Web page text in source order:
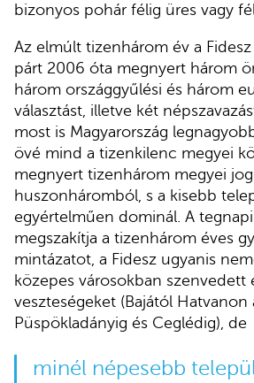
bizonyos pohár félig üres vagy
Az elmúlt tizenhárom év a
párt 2006 óta megnyert három
három országgyűlési és három
választást, illetve két
most is Magyarország
övé mind a tizenkilenc megyei
megnyert tizenhárom megyei
huszonháromból, s a kisebb
egyértelműen dominál. A
megszakítja a tizenhárom éves
mintázatot, a Fidesz ugyanis
közepes városokban szenvedett
veszteségeket (Bajától Hatvanon
Püspökladányig és Ceglédig), de
minél népesebb